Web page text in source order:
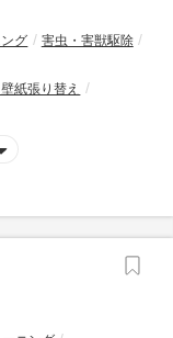
グ
害虫・害獣駆除
紙張り替え